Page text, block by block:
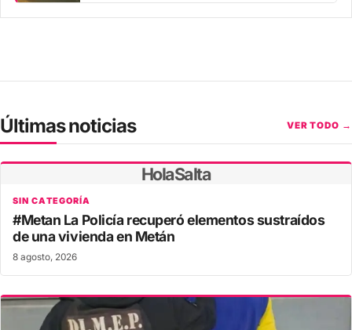
Últimas noticias VER TODO →
HolaSalta
SIN CATEGORÍA
#Metan La Policía recuperó elementos sustraídos
de una vivienda en Metán
8 agosto, 2026